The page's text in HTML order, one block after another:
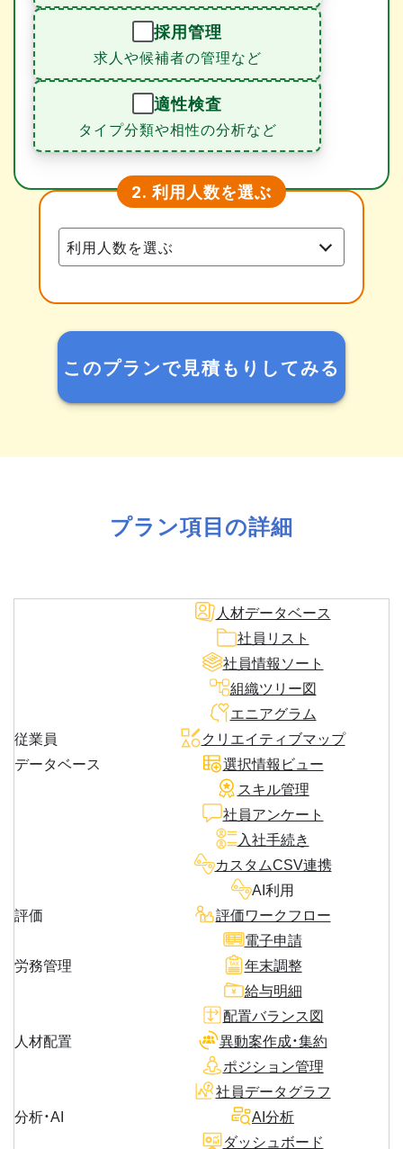
採用管理
求人や候補者の管理など
適性検査
タイプ分類や相性の分析など
2. 利用人数を選ぶ
このプランで見積もりしてみる
プラン項目の詳細
従業員
データベース
人材データベース
社員リスト
社員情報ソート
組織ツリー図
エニアグラム
クリエイティブマップ
選択情報ビュー
スキル管理
社員アンケート
入社手続き
カスタムCSV連携
AI利用
評価
評価ワークフロー
労務管理
電子申請
年末調整
給与明細
人材配置
配置バランス図
異動案作成・集約
ポジション管理
分析・AI
社員データグラフ
AI分析
ダッシュボード